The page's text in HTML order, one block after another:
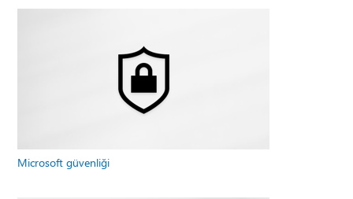
Microsoft güvenliği